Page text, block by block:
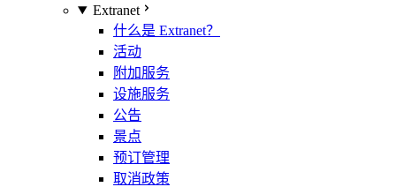
Extranet
什么是 Extranet？
活动
附加服务
设施服务
公告
景点
预订管理
取消政策